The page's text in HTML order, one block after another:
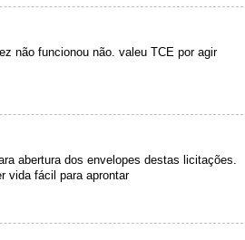
não funcionou não. valeu TCE por agir
abertura dos envelopes destas licitações.
vida fácil para aprontar